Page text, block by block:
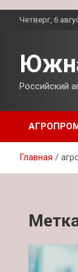
ПерейтиЧетверг, 6
Российский
Главная